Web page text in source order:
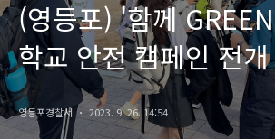
(영등포) '함께
학교 안전 캠페인 전개
영등포경찰서 2023. 9. 26. 14:54